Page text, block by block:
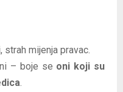
mijenja pravac.
– boje se oni koji su